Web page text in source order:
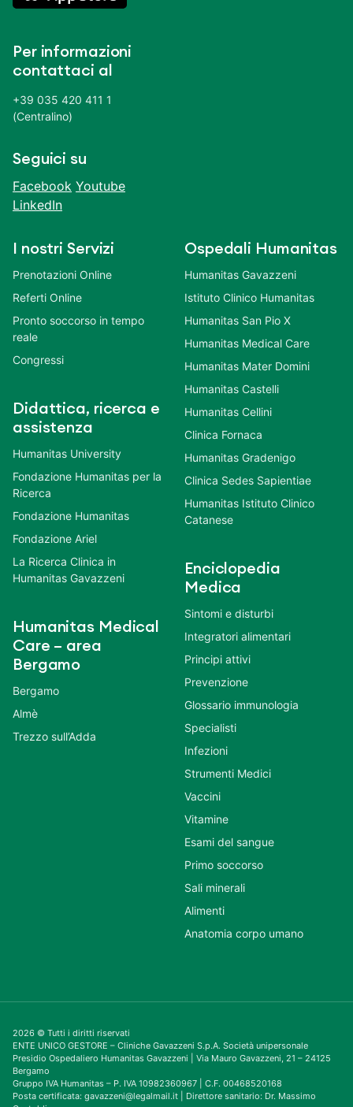
Per informazioni
contattaci al
+39 035 420 411 1
(Centralino)
Seguici su
Facebook Youtube
LinkedIn
I nostri Servizi
Prenotazioni Online
Referti Online
Pronto soccorso in tempo
reale
Congressi
Didattica, ricerca e
assistenza
Humanitas University
Fondazione Humanitas per la
Ricerca
Fondazione Humanitas
Fondazione Ariel
La Ricerca Clinica in
Humanitas Gavazzeni
Humanitas Medical
Care – area
Bergamo
Bergamo
Almè
Trezzo sull’Adda
Ospedali Humanitas
Humanitas Gavazzeni
Istituto Clinico Humanitas
Humanitas San Pio X
Humanitas Medical Care
Humanitas Mater Domini
Humanitas Castelli
Humanitas Cellini
Clinica Fornaca
Humanitas Gradenigo
Clinica Sedes Sapientiae
Humanitas Istituto Clinico
Catanese
Enciclopedia
Medica
Sintomi e disturbi
Integratori alimentari
Principi attivi
Prevenzione
Glossario immunologia
Specialisti
Infezioni
Strumenti Medici
Vaccini
Vitamine
Esami del sangue
Primo soccorso
Sali minerali
Alimenti
Anatomia corpo umano
2026 © Tutti i diritti riservati
ENTE UNICO GESTORE – Cliniche Gavazzeni S.p.A. Società unipersonale
Presidio Ospedaliero Humanitas Gavazzeni | Via Mauro Gavazzeni, 21 – 24125
Bergamo
Gruppo IVA Humanitas – P. IVA 10982360967 | C.F. 00468520168
Posta certificata: gavazzeni@legalmail.it | Direttore sanitario: Dr. Massimo